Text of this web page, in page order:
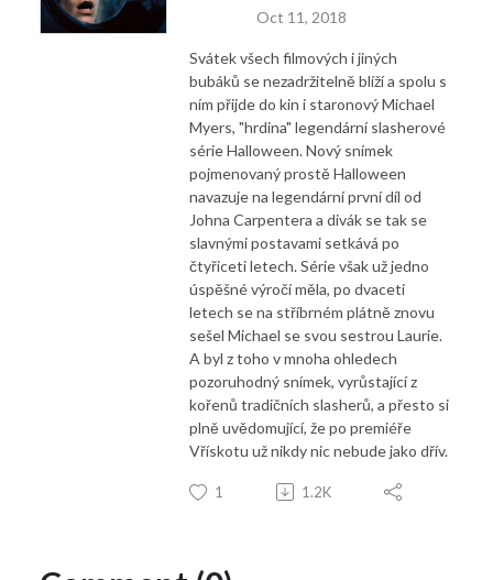
Oct 11, 2018
Svátek všech filmových i jiných
bubáků se nezadržitelně blíží a spolu s
ním přijde do kin i staronový Michael
Myers, "hrdina" legendární slasherové
série Halloween. Nový snímek
pojmenovaný prostě Halloween
navazuje na legendární první díl od
Johna Carpentera a divák se tak se
slavnými postavami setkává po
čtyřiceti letech. Série však už jedno
úspěšné výročí měla, po dvaceti
letech se na stříbrném plátně znovu
sešel Michael se svou sestrou Laurie.
A byl z toho v mnoha ohledech
pozoruhodný snímek, vyrůstající z
kořenů tradičních slasherů, a přesto si
plně uvědomující, že po premiéře
Vřískotu už nikdy nic nebude jako dřív.
1 1.2K